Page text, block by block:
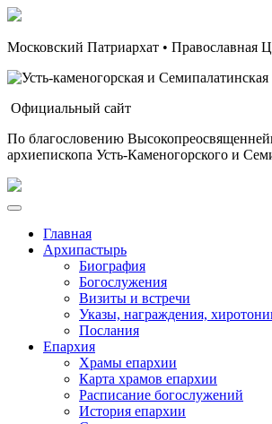
Московский Патриархат • Православная
Официальный сайт
По благословению
архиепископа Усть-Каменогорского и
Главная
Архипастырь
Биография
Богослужения
Визиты и встречи
Указы, награждения,
Послания
Епархия
Храмы епархии
Карта храмов епархии
Расписание богослужений
История епархии